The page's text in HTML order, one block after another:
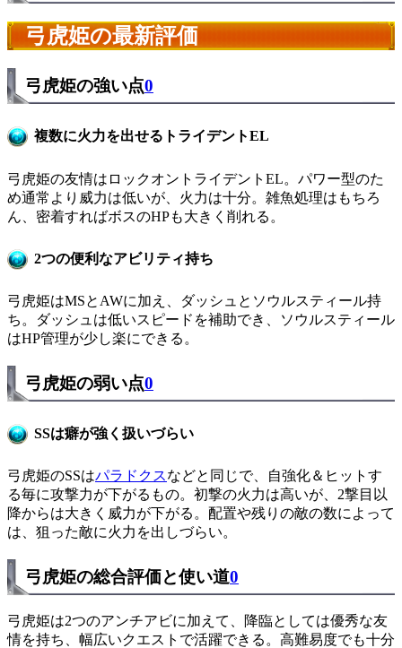
弓虎姫の最新評価
弓虎姫の強い点0
複数に火力を出せるトライデントEL
弓虎姫の友情はロックオントライデントEL。パワー型のた
め通常より威力は低いが、火力は十分。雑魚処理はもちろ
ん、密着すればボスのHPも大きく削れる。
2つの便利なアビリティ持ち
弓虎姫はMSとAWに加え、ダッシュとソウルスティール持
ち。ダッシュは低いスピードを補助でき、ソウルスティール
はHP管理が少し楽にできる。
弓虎姫の弱い点0
SSは癖が強く扱いづらい
弓虎姫のSSはパラドクスなどと同じで、自強化＆ヒットす
る毎に攻撃力が下がるもの。初撃の火力は高いが、2撃目以
降からは大きく威力が下がる。配置や残りの敵の数によって
は、狙った敵に火力を出しづらい。
弓虎姫の総合評価と使い道0
弓虎姫は2つのアンチアビに加えて、降臨としては優秀な友
情を持ち、幅広いクエストで活躍できる。高難易度でも十分